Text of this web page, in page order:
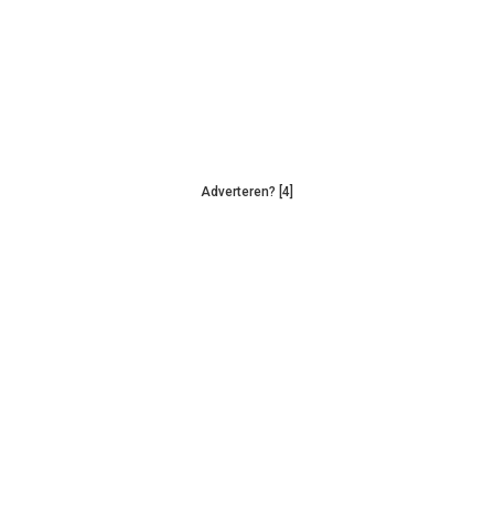
Adverteren? [4]